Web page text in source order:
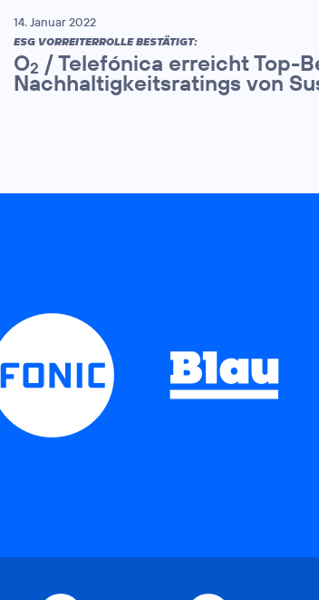
14. Januar 2022
ESG VORREITERROLLE BESTÄTIGT:
O2 / Telefónica erreicht Top-
Nachhaltigkeitsratings von